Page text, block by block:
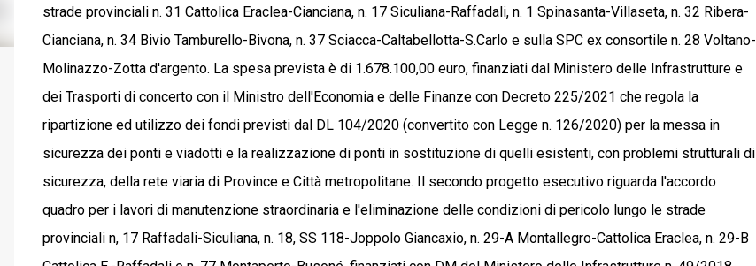
strade provinciali n. 31 Cattolica Eraclea-Cianciana, n. 17 Siculiana-Raffadali, n. 1 Spinasanta-Villaseta, n. 32 Ribera-
Cianciana, n. 34 Bivio Tamburello-Bivona, n. 37 Sciacca-Caltabellotta-S.Carlo e sulla SPC ex consortile n. 28 Voltano-
Molinazzo-Zotta d'argento. La spesa prevista è di 1.678.100,00 euro, finanziati dal Ministero delle Infrastrutture e
dei Trasporti di concerto con il Ministro dell'Economia e delle Finanze con Decreto 225/2021 che regola la
ripartizione ed utilizzo dei fondi previsti dal DL 104/2020 (convertito con Legge n. 126/2020) per la messa in
sicurezza dei ponti e viadotti e la realizzazione di ponti in sostituzione di quelli esistenti, con problemi strutturali di
sicurezza, della rete viaria di Province e Città metropolitane. Il secondo progetto esecutivo riguarda l'accordo
quadro per i lavori di manutenzione straordinaria e l'eliminazione delle condizioni di pericolo lungo le strade
provinciali n, 17 Raffadali-Siculiana, n. 18, SS 118-Joppolo Giancaxio, n. 29-A Montallegro-Cattolica Eraclea, n. 29-B